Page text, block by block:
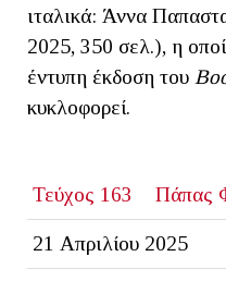
ιταλικά: Άννα
2025, 350 σελ.), η
έντυπη έκδοση του
κυκλοφορεί.
Τεύχος 163
Πάπας
21 Απριλίου 2025